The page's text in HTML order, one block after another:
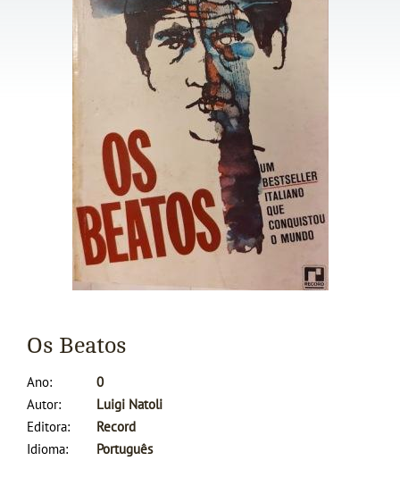
Os Beatos
Ano
0
Autor
Luigi Natoli
Editora
Record
Idioma
Português